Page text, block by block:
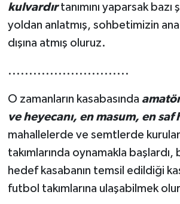
kulvardırtanımını yaparsak bazı
yoldan anlatmış, sohbetimizin
dışına atmış oluruz.
.............................
O zamanların kasabasında
ve heyecanı, en masum, en saf
mahallelerde ve semtlerde
takımlarında oynamakla
hedef kasabanın temsil edildiği
futbol takımlarına ulaşabilmek